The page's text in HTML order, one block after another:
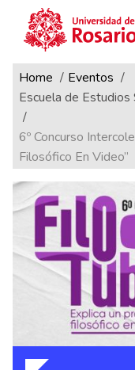
Pasar al contenido
Ruta de
Home
Eventos
Escuela de
6º Concurso
Filosófico En Video”